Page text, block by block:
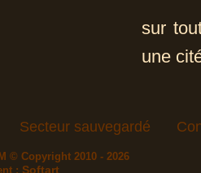
sur
une
Secteur sauvegardé
© Copyright 2010 - 2026
: Softart